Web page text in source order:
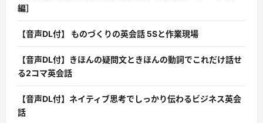
編］
【音声DL付】 ものづくりの英会話 5Sと作業現場
【音声DL付】きほんの疑問文ときほんの動詞でこれだけ話せ
る2コマ英会話
【音声DL付】ネイティブ思考でしっかり伝わるビジネス英会
話